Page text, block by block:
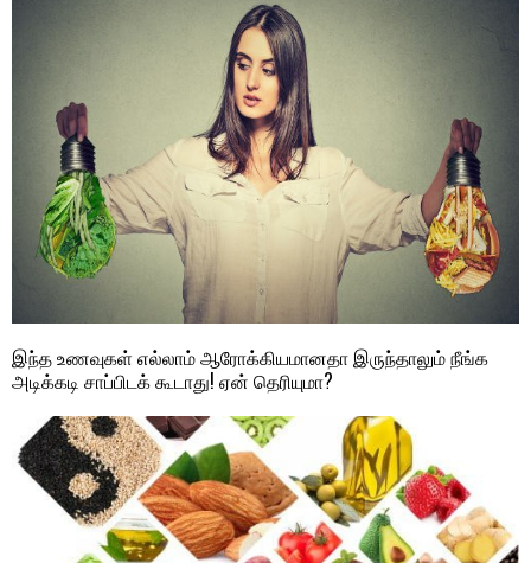
இந்த உணவுகள் எல்லாம் ஆரோக்கியமானதா இருந்தாலும் நீங்க
அடிக்கடி சாப்பிடக் கூடாது! ஏன் தெரியுமா?